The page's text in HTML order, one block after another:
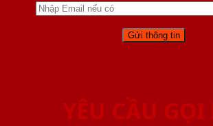
YÊU CẦU GỌI